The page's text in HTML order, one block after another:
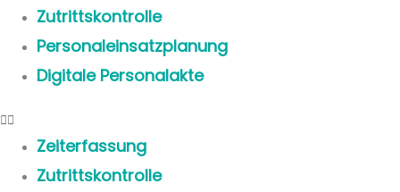
Zutrittskontrolle
Personaleinsatzplanung
Digitale Personalakte
Zeiterfassung
Zutrittskontrolle